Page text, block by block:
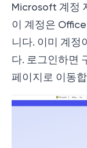
Microsoft 계정
이 계정은
니다. 이미 계정
다. 로그인하면
페이지로 이동